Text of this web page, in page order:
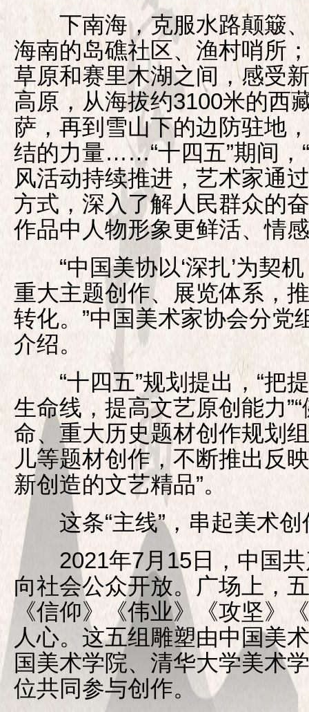
下南海，克服水路颠簸、
海南的岛礁社区、渔村哨所
草原和赛里木湖之间，感受
高原，从海拔约3100米的西
萨，再到雪山下的边防驻地
结的力量……“十四五”期间，
风活动持续推进，艺术家通
方式，深入了解人民群众的
作品中人物形象更鲜活、情
“中国美协以‘深扎’为契机
重大主题创作、展览体系，
转化。”中国美术家协会分党
介绍。
“十四五”规划提出，“把
生命线，提高文艺原创能力
命、重大历史题材创作规划
儿等题材创作，不断推出反
新创造的文艺精品”。
这条“主线”，串起美术创
2021年7月15日，中国共
向社会公众开放。广场上，
《信仰》《伟业》《攻坚》
人心。这五组雕塑由中国美
国美术学院、清华大学美术
位共同参与创作。